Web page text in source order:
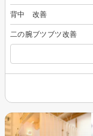
背中 改善
二の腕ブツブツ改善